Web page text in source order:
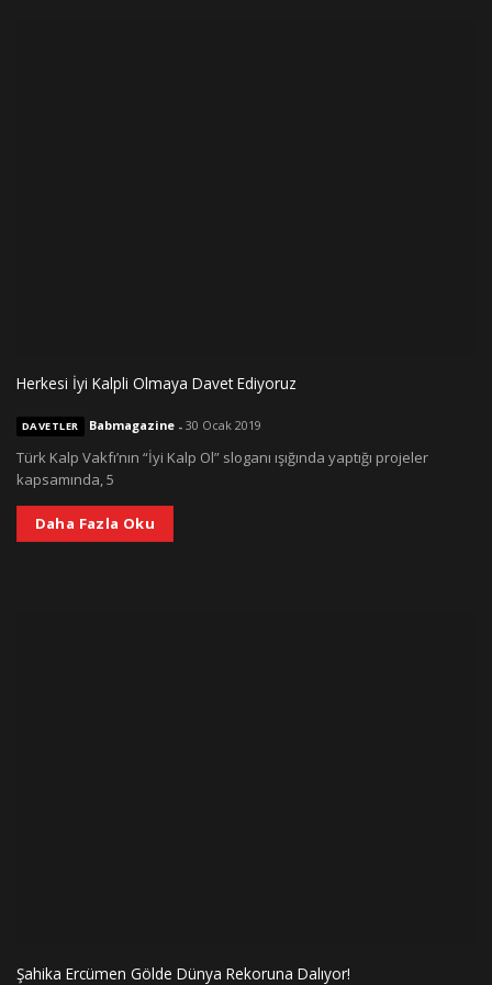
Herkesi İyi Kalpli Olmaya Davet Ediyoruz
DAVETLER Babmagazine- 30 Ocak 2019
Türk Kalp Vakfı’nın “İyi Kalp Ol” sloganı ışığında yaptığı projeler
kapsamında, 5
Daha Fazla Oku
Şahika Ercümen Gölde Dünya Rekoruna Dalıyor!